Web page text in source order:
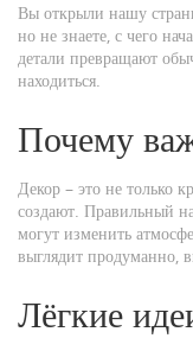
Вы открыли нашу
но не знаете, с чего
детали превращают
находиться.
Почему
Декор – это не только
создают. Правильный
могут изменить
выглядит продуманно,
Лёгкие